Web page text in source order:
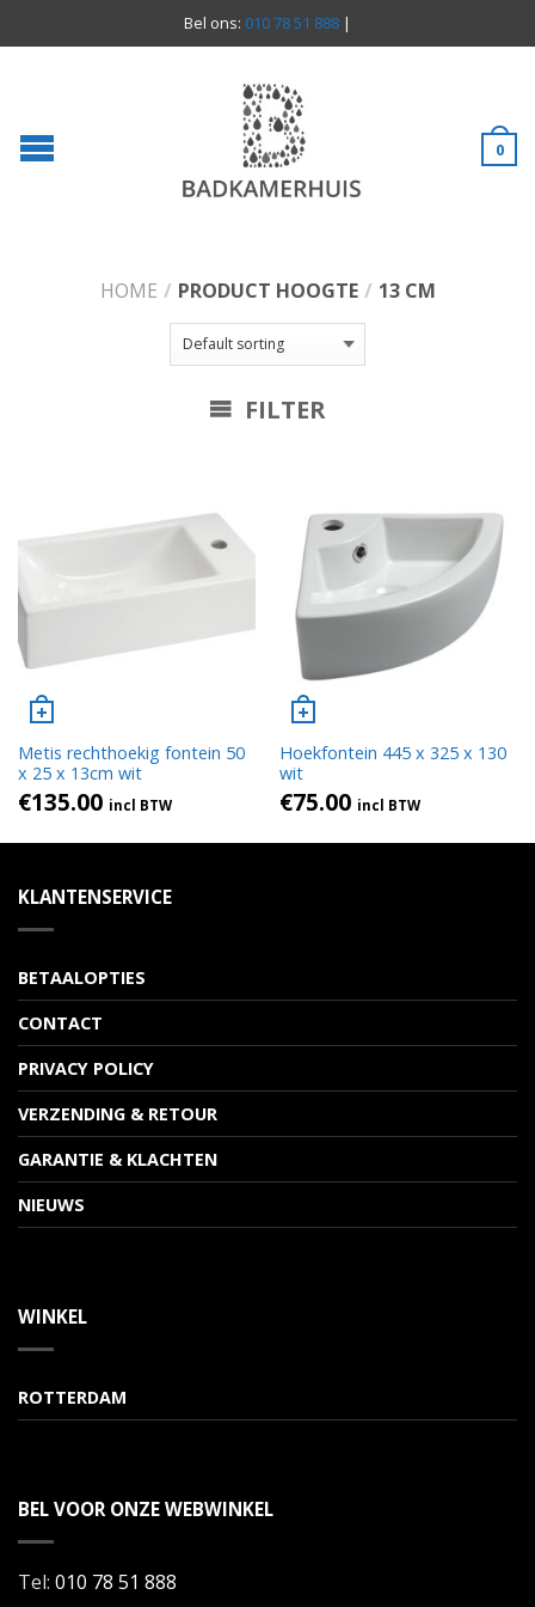
Bel ons: 010 78 51 888 |
0
HOME / PRODUCT HOOGTE / 13 CM
FILTER
Metis rechthoekig fontein 50
x 25 x 13cm wit
€135.00 incl BTW
Hoekfontein 445 x 325 x 130
wit
€75.00 incl BTW
KLANTENSERVICE
BETAALOPTIES
CONTACT
PRIVACY POLICY
VERZENDING & RETOUR
GARANTIE & KLACHTEN
NIEUWS
WINKEL
ROTTERDAM
BEL VOOR ONZE WEBWINKEL
Tel: 010 78 51 888